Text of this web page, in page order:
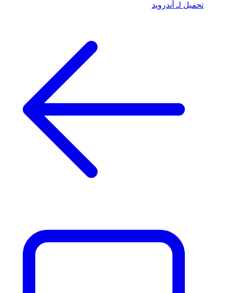
تحميل لـ أندرويد